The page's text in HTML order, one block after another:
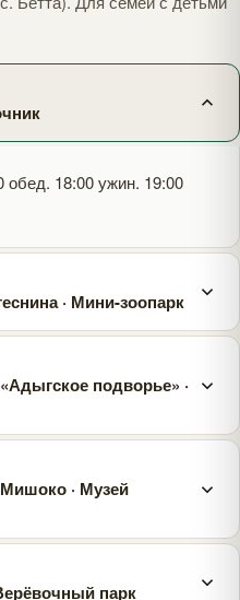
18:00 ужин. 19:00
· Мини-зоопарк
2 ч). 14:00 обед. 15:00
18:00 ужин.
подворье» ·
обед. 15:00 ущелье
«Адыгское
· Музей
(пешая или конная
парк